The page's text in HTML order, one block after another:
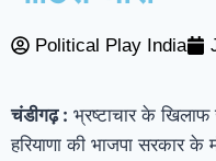
Political Play India
चंडीगढ़ : भ्रष्टाचार के खिलाफ
हरियाणा की भाजपा सरकार